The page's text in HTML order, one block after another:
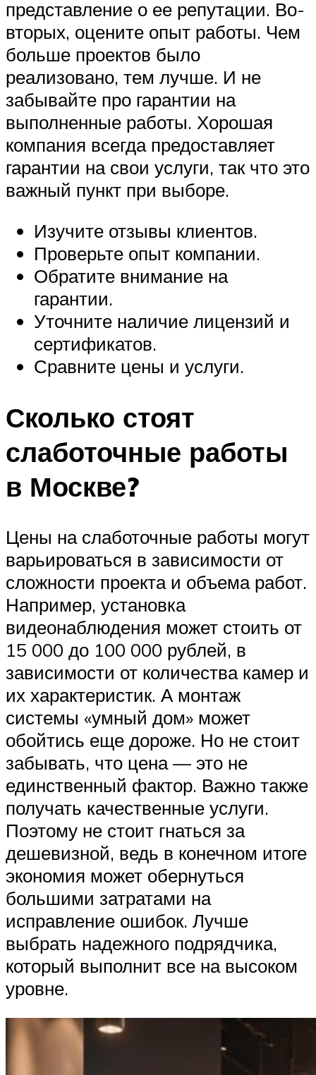
представление о ее репутации. Во-
вторых, оцените опыт работы. Чем
больше проектов было
реализовано, тем лучше. И не
забывайте про гарантии на
выполненные работы. Хорошая
компания всегда предоставляет
гарантии на свои услуги, так что это
важный пункт при выборе.
Изучите отзывы клиентов.
Проверьте опыт компании.
Обратите внимание на
гарантии.
Уточните наличие лицензий и
сертификатов.
Сравните цены и услуги.
Сколько стоят
слаботочные работы
в Москве?
Цены на слаботочные работы могут
варьироваться в зависимости от
сложности проекта и объема работ.
Например, установка
видеонаблюдения может стоить от
15 000 до 100 000 рублей, в
зависимости от количества камер и
их характеристик. А монтаж
системы «умный дом» может
обойтись еще дороже. Но не стоит
забывать, что цена — это не
единственный фактор. Важно также
получать качественные услуги.
Поэтому не стоит гнаться за
дешевизной, ведь в конечном итоге
экономия может обернуться
большими затратами на
исправление ошибок. Лучше
выбрать надежного подрядчика,
который выполнит все на высоком
уровне.